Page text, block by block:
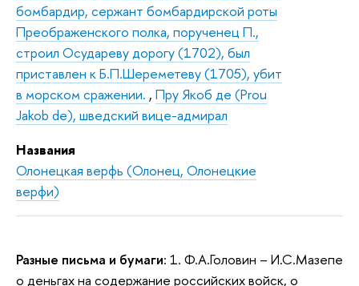
бомбардир, сержант бомбардирской роты
Преображенского полка, порученец П.,
строил Осудареву дорогу (1702), был
приставлен к Б.П.Шереметеву (1705), убит
в морском сражении. , Пру Якоб де (Prou
Jakob de), шведский вице-адмирал
Названия
Олонецкая верфь (Олонец, Олонецкие
верфи)
Разные письма и бумаги: 1. Ф.А.Головин – И.С.Мазепе
о деньгах на содержание российских войск, о